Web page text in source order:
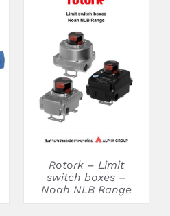
DETAILS
Rotork – Limit
switch boxes –
Noah NLB Range